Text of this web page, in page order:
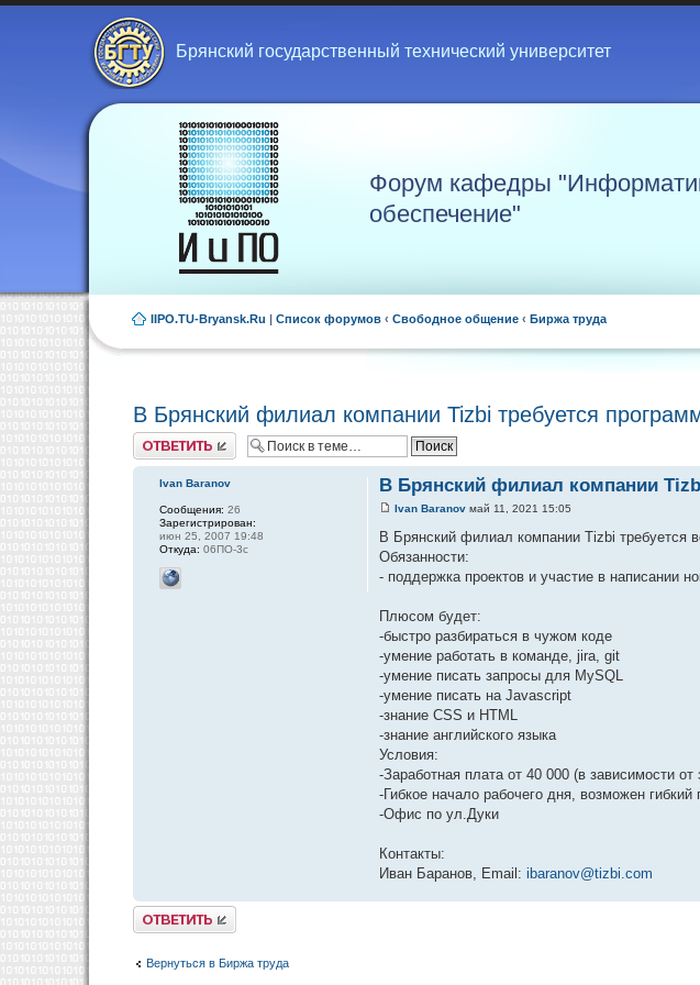
Брянский государственный технический университет
Форум кафедры
обеспечение"
IIPO.TU-Bryansk.Ru | Список форумов ‹ Свободное общение ‹ Биржа труда
В Брянский филиал компании Tizbi требуется
Ответить
В Брянский филиал компании
Ivan Baranov май 11, 2021 15:05
В Брянский филиал компании Tizbi требуется
Обязанности:
- поддержка проектов и участие в написании
Плюсом будет:
-быстро разбираться в чужом коде
-умение работать в команде, jira, git
-умение писать запросы для MySQL
-умение писать на Javascript
-знание CSS и HTML
-знание английского языка
Условия:
-Заработная плата от 40 000 (в зависимости от
-Гибкое начало рабочего дня, возможен гибкий
-Офис по ул.Дуки
Контакты:
Иван Баранов, Email:ibaranov@tizbi.com
Ivan Baranov
Сообщения: 26
Зарегистрирован:
июн 25, 2007 19:48
Откуда: 06ПО-3с
Ответить
Вернуться в Биржа труда